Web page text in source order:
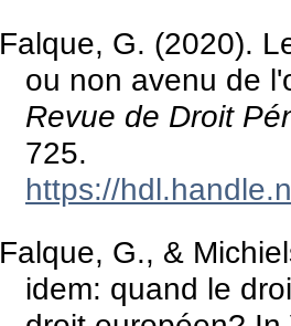
Falque, G. (2020).
ou non avenu de
Revue de Droit
725.
https://
Falque, G., &
idem: quand le